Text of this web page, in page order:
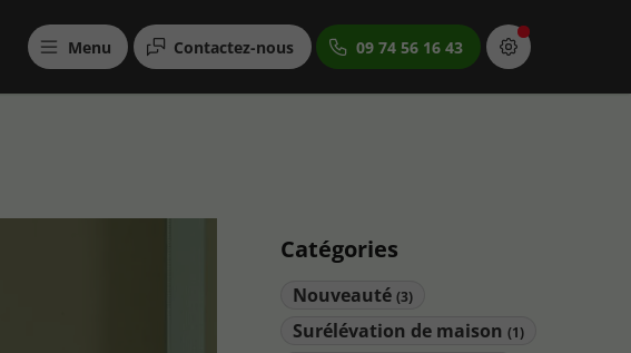
Menu Contactez-nous 09 74 56 16 43
Catégories
Nouveauté (3)
Surélévation de maison (1)